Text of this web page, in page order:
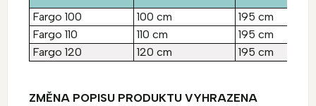
Fargo 100 100 cm
195 cm
Fargo 110
110 cm
195 cm
Fargo 120
120 cm 195 cm
ZMĚNA POPISU PRODUKTU VYHRAZENA